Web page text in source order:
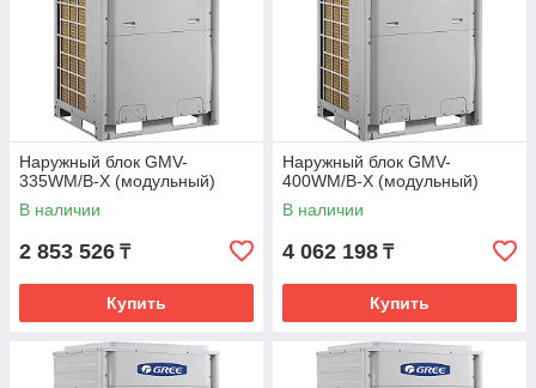
Наружный блок GMV-
335WM/B-X (модульный)
В наличии
2 853 526 ₸
Купить
Наружный блок GMV-
400WM/B-X (модульный)
В наличии
4 062 198 ₸
Купить